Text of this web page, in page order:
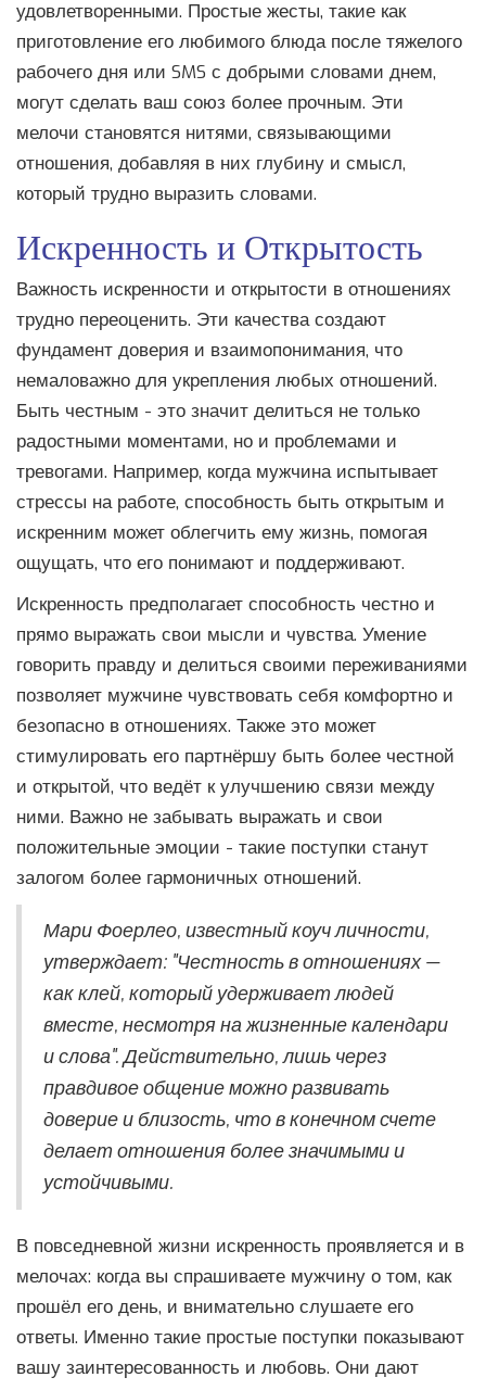
удовлетворенными. Простые жесты, такие как
приготовление его любимого блюда после тяжелого
рабочего дня или SMS с добрыми словами днем,
могут сделать ваш союз более прочным. Эти
мелочи становятся нитями, связывающими
отношения, добавляя в них глубину и смысл,
который трудно выразить словами.
Искренность и Открытость
Важность искренности и открытости в отношениях
трудно переоценить. Эти качества создают
фундамент доверия и взаимопонимания, что
немаловажно для укрепления любых отношений.
Быть честным - это значит делиться не только
радостными моментами, но и проблемами и
тревогами. Например, когда мужчина испытывает
стрессы на работе, способность быть открытым и
искренним может облегчить ему жизнь, помогая
ощущать, что его понимают и поддерживают.
Искренность предполагает способность честно и
прямо выражать свои мысли и чувства. Умение
говорить правду и делиться своими переживаниями
позволяет мужчине чувствовать себя комфортно и
безопасно в отношениях. Также это может
стимулировать его партнёршу быть более честной
и открытой, что ведёт к улучшению связи между
ними. Важно не забывать выражать и свои
положительные эмоции - такие поступки станут
залогом более гармоничных отношений.
Мари Фоерлео, известный коуч личности,
утверждает: "Честность в отношениях —
как клей, который удерживает людей
вместе, несмотря на жизненные календари
и слова". Действительно, лишь через
правдивое общение можно развивать
доверие и близость, что в конечном счете
делает отношения более значимыми и
устойчивыми.
В повседневной жизни искренность проявляется и в
мелочах: когда вы спрашиваете мужчину о том, как
прошёл его день, и внимательно слушаете его
ответы. Именно такие простые поступки показывают
вашу заинтересованность и любовь. Они дают